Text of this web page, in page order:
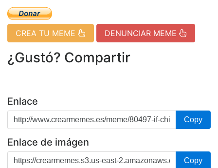
CREA TU MEME DENUNCIAR MEME
¿Gustó? Compartir
Enlace
Copy
Enlace de imágen
Copy